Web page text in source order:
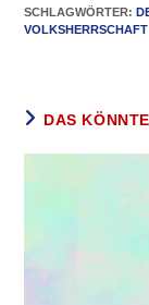
SCHLAGWÖRTER:
VOLKSHERRSCHAFT
DAS